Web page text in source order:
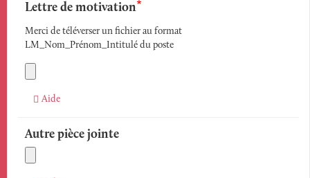
Lettre de motivation
Merci de téléverser un fichier au format
LM_Nom_Prénom_Intitulé du poste
Aide
Autre pièce jointe